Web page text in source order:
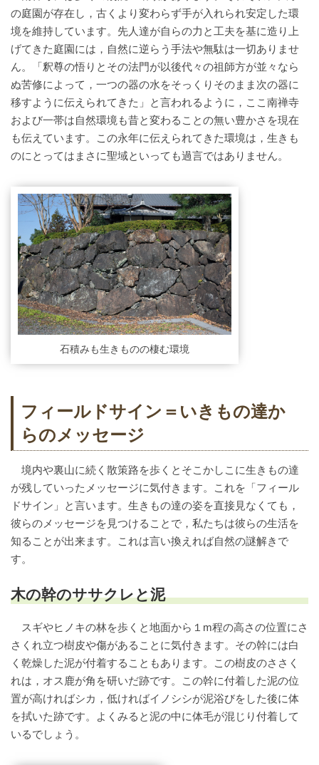
の庭園が存在し，古くより変わらず手が入れられ安定した環
境を維持しています。先人達が自らの力と工夫を基に造り上
げてきた庭園には，自然に逆らう手法や無駄は一切ありませ
ん。「釈尊の悟りとその法門が以後代々の祖師方が並々なら
ぬ苦修によって，一つの器の水をそっくりそのまま次の器に
移すように伝えられてきた」と言われるように，ここ南禅寺
および一帯は自然環境も昔と変わることの無い豊かさを現在
も伝えています。この永年に伝えられてきた環境は，生きも
のにとってはまさに聖域といっても過言ではありません。
石積みも生きものの棲む環境
フィールドサイン＝いきもの達か
らのメッセージ
境内や裏山に続く散策路を歩くとそこかしこに生きもの達
が残していったメッセージに気付きます。これを「フィール
ドサイン」と言います。生きもの達の姿を直接見なくても，
彼らのメッセージを見つけることで，私たちは彼らの生活を
知ることが出来ます。これは言い換えれば自然の謎解きで
す。
木の幹のササクレと泥
スギやヒノキの林を歩くと地面から１m程の高さの位置にさ
さくれ立つ樹皮や傷があることに気付きます。その幹には白
く乾燥した泥が付着することもあります。この樹皮のささく
れは，オス鹿が角を研いだ跡です。この幹に付着した泥の位
置が高ければシカ，低ければイノシシが泥浴びをした後に体
を拭いた跡です。よくみると泥の中に体毛が混じり付着して
いるでしょう。